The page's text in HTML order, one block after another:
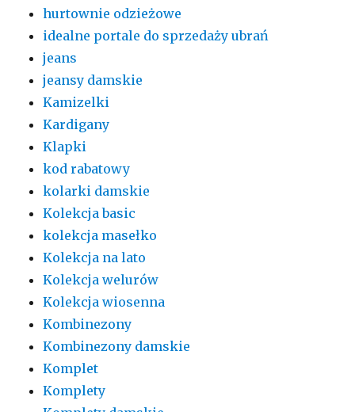
hurtownie odzieżowe
idealne portale do sprzedaży ubrań
jeans
jeansy damskie
Kamizelki
Kardigany
Klapki
kod rabatowy
kolarki damskie
Kolekcja basic
kolekcja masełko
Kolekcja na lato
Kolekcja welurów
Kolekcja wiosenna
Kombinezony
Kombinezony damskie
Komplet
Komplety